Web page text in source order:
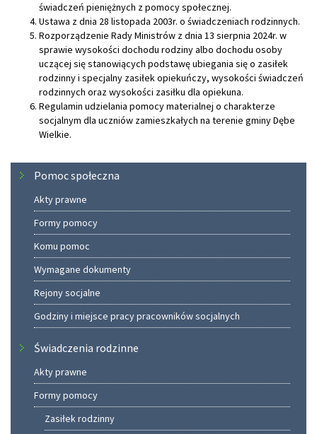
świadczeń pieniężnych z pomocy społecznej.
Ustawa z dnia 28 listopada 2003r. o świadczeniach rodzinnych.
Rozporządzenie Rady Ministrów z dnia 13 sierpnia 2024r. w
sprawie wysokości dochodu rodziny albo dochodu osoby
uczącej się stanowiących podstawę ubiegania się o zasiłek
rodzinny i specjalny zasiłek opiekuńczy, wysokości świadczeń
rodzinnych oraz wysokości zasiłku dla opiekuna.
Regulamin udzielania pomocy materialnej o charakterze
socjalnym dla uczniów zamieszkałych na terenie gminy Dębe
Wielkie.
MenuPomoc społeczna
Akty prawne
Formy pomocy
Komu pomoc
Wymagane dokumenty
Rejony socjalne
Godziny i miejsce pracy pracowników socjalnych
Świadczenia rodzinne
Akty prawne
Formy pomocy
Zasiłek rodzinny